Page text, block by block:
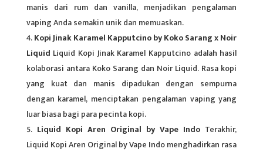
manis dari rum dan vanilla, menjadikan pengalaman
vaping Anda semakin unik dan memuaskan.
Kopi Jinak Karamel Kapputcino by Koko Sarang x Noir
Liquid Liquid Kopi Jinak Karamel Kapputcino adalah hasil
kolaborasi antara Koko Sarang dan Noir Liquid. Rasa kopi
yang kuat dan manis dipadukan dengan sempurna
dengan karamel, menciptakan pengalaman vaping yang
luar biasa bagi para pecinta kopi.
Liquid Kopi Aren Original by Vape Indo Terakhir,
Liquid Kopi Aren Original by Vape Indo menghadirkan rasa